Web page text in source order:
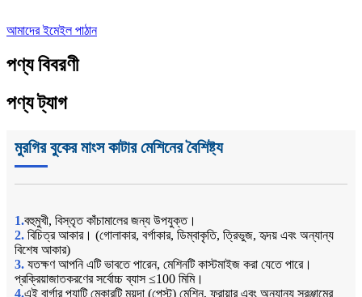
আমাদের ইমেইল পাঠান
পণ্য বিবরণী
পণ্য ট্যাগ
মুরগির বুকের মাংস কাটার মেশিনের বৈশিষ্ট্য
1.বহুমুখী, বিস্তৃত কাঁচামালের জন্য উপযুক্ত।
2. বিচিত্র আকার। (গোলাকার, বর্গাকার, ডিম্বাকৃতি, ত্রিভুজ, হৃদয় এবং অন্যান্য
বিশেষ আকার)
3. যতক্ষণ আপনি এটি ভাবতে পারেন, মেশিনটি কাস্টমাইজ করা যেতে পারে।
প্রক্রিয়াজাতকরণের সর্বোচ্চ ব্যাস ≤100 মিমি।
4.এই বার্গার প্যাটি মেকারটি ময়দা (পেস্ট) মেশিন, ফ্রায়ার এবং অন্যান্য সরঞ্জামের